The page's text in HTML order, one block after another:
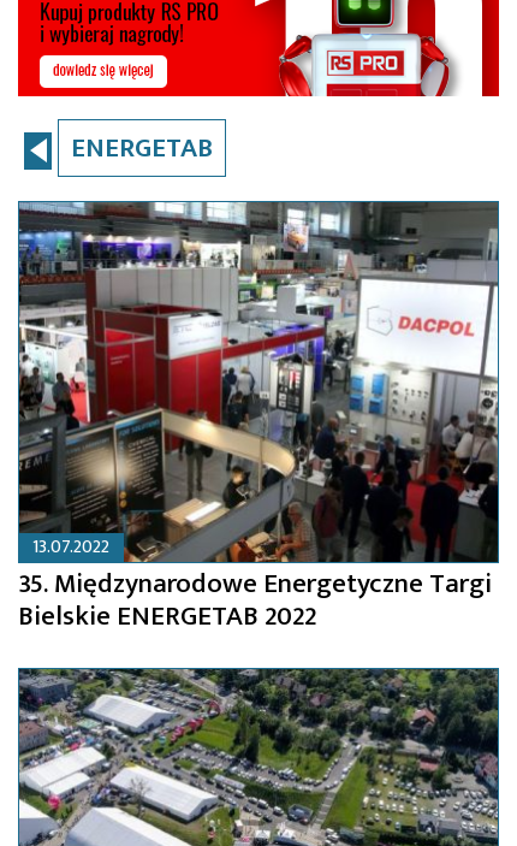
ENERGETAB
13.07.2022
35. Międzynarodowe Energetyczne Targi
Bielskie ENERGETAB 2022